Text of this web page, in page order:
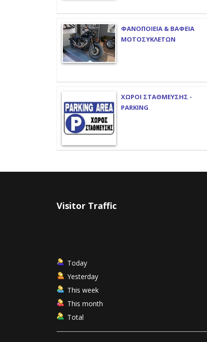
ΦΑΝΟΠΟΙΕΙΑ & ΒΑΦΕΙΑ
ΜΟΤΟΣΥΚΛΕΤΩΝ
ΧΩΡΟΙ ΣΤΑΘΜΕΥΣΗΣ -
PARKING
Visitor Traffic
Today
Yesterday
This week
This month
Total